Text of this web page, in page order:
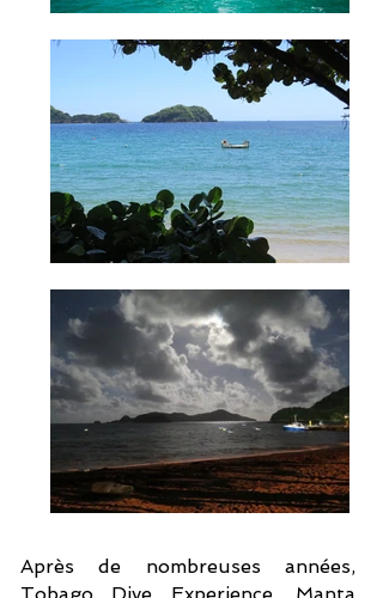
Après de nombreuses années,